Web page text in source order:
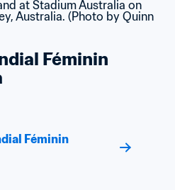
Féminin
Féminin